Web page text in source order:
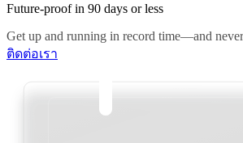
Future-proof in 90 days or less
Get up and running in record time—and
ติดต่อเรา